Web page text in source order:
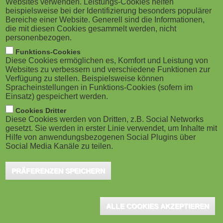
M
o
b
i
l
e
)
VOCANTO geht an Bertelsmann
Portfoliounternehmen EMBRACE
Gütersloh, Dezember 2024 – Bertelsmann
LMS-Anbieters VOCANTO sein
Portfoliounternehmen EMBRACE, Teil...
SAP übernimmt
Transformationsspezialisten WalkMe
Dollar abgeschlossen. WalkMe, mit Sitz in Tel Aviv,
Websites verwenden. Leistungs-Cookies helfen
beispielsweise bei der Identifizierung besonders populärer
Bereiche einer Website. Generell sind die Informationen,
die mit diesen Cookies gesammelt werden, nicht
personenbezogen.
Funktions-Cookies
Diese Cookies ermöglichen es, Komfort und Leistung von
Websites zu verbessern und verschiedene Funktionen zur
Verfügung zu stellen. Beispielsweise können
Spracheinstellungen in Funktions-Cookies (sofern im
Einsatz) gespeichert werden.
Cookies Dritter
Diese Cookies werden von Dritten, z.B. Social Networks
gesetzt. Sie werden in erster Linie verwendet, um Inhalte mit
Hilfe von anwendungsbezogenen Social Plugins über
Social Media Kanäle zu teilen.
PRÄFERENZEN SPEICHERN
ALLE COOKIES AKZEPTIEREN